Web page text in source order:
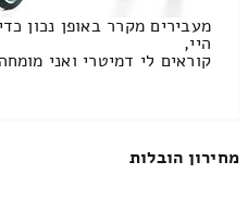
מעבירים מקרר באופן נכון
היי,
קוראים לי דמיטרי ואני
מחירון הובלות